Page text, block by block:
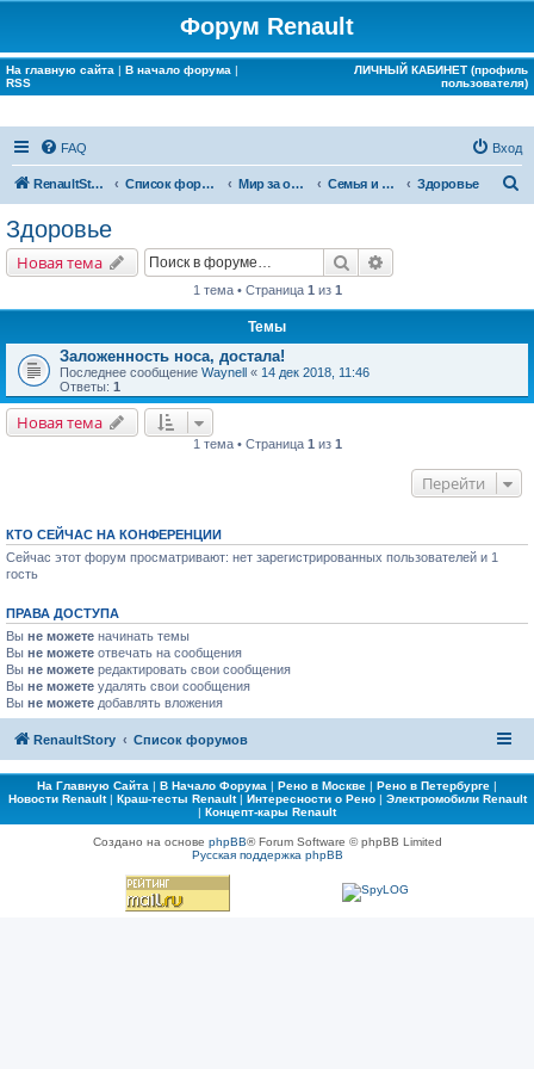
Форум Renault
На главную сайта | В начало форума |
RSS
ЛИЧНЫЙ КАБИНЕТ (профиль
пользователя)
FAQ Вход
RenaultStory Список форумов Мир за окном Renault Семья и дом Здоровье
Здоровье
Новая тема Поиск
1 тема • Страница 1 из 1
Темы
Заложенность носа, достала!
Последнее сообщение Waynell « 14 дек 2018, 11:46
Ответы: 1
Новая тема
1 тема • Страница 1 из 1
Перейти
КТО СЕЙЧАС НА КОНФЕРЕНЦИИ
Сейчас этот форум просматривают: нет зарегистрированных пользователей и 1
гость
ПРАВА ДОСТУПА
Вы не можете начинать темы
Вы не можете отвечать на сообщения
Вы не можете редактировать свои сообщения
Вы не можете удалять свои сообщения
Вы не можете добавлять вложения
RenaultStory Список форумов
На Главную Сайта | В Начало Форума | Рено в Москве | Рено в Петербурге |
Новости Renault| Краш-тесты Renault| Интересности о Рено| Электромобили Renault
| Концепт-кары Renault
Создано на основе phpBB® Forum Software © phpBB Limited
Русская поддержка phpBB